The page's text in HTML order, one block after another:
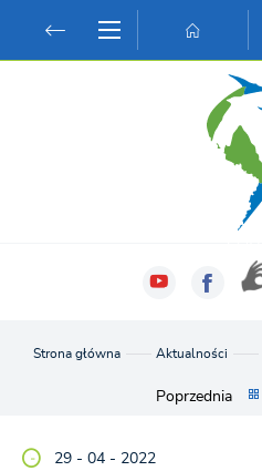
Przejdź do wyszukiwarki.
Przejdź do ustawień wielkości czcionki.
Włącz wersję kontrastową strony.
Strona główna Aktualności
Poprzednia
29 - 04 - 2022